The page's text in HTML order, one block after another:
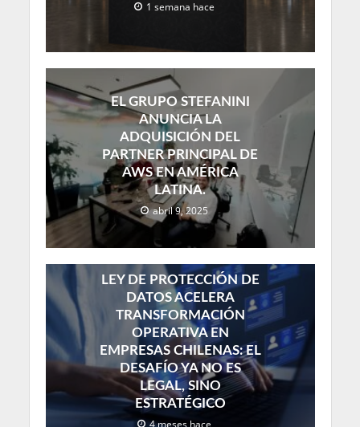
1 semana hace
EL GRUPO STEFANINI
ANUNCIA LA
ADQUISICIÓN DEL
PARTNER PRINCIPAL DE
AWS EN AMÉRICA
LATINA.
abril 9, 2025
LEY DE PROTECCIÓN DE
DATOS ACELERA
TRANSFORMACIÓN
OPERATIVA EN
EMPRESAS CHILENAS: EL
DESAFÍO YA NO ES
LEGAL, SINO
ESTRATÉGICO
4 meses hace